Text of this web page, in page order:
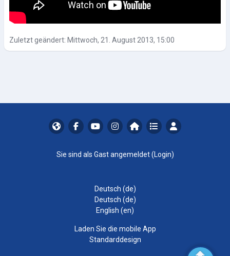
Zuletzt geändert: Mittwoch, 21. August 2013, 15:00
Sie sind als Gast angemeldet (Login)
Deutsch ‎(de)‎
Deutsch ‎(de)‎
English ‎(en)‎
Laden Sie die mobile App
Standarddesign